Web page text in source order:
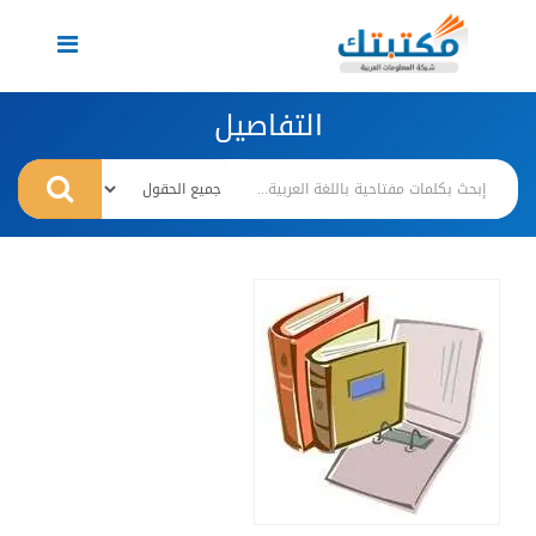
Toggle
navigation
التفاصيل